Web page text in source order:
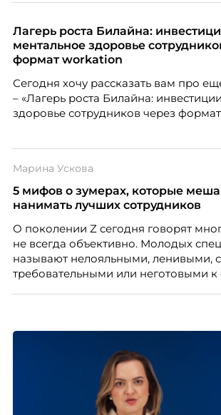
Лагерь роста Билайна:
ментальное здоровье
формат workation
Сегодня хочу рассказать вам про
– «Лагерь роста Билайна:
здоровье сотрудников через
Марина Ускова
5 мифов о зумерах, которые
нанимать лучших сотрудников
О поколении Z сегодня говорят
не всегда объективно. Молодых
называют нелояльными, ленивыми,
требовательными или неготовыми к
руководитель отдела подбора
рекрутинговой компании,
распространенные мифы о зумерах
почему устаревшие представления
бизнесу находить и удерживать